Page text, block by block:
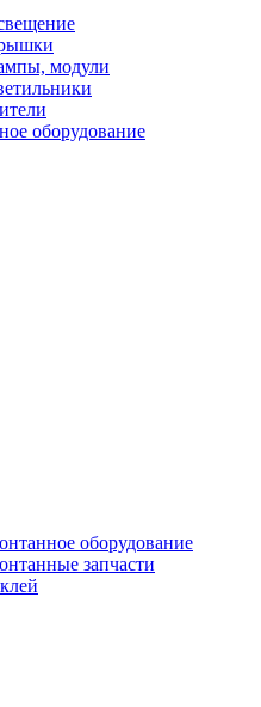
модули
оборудование
оборудование
запчасти